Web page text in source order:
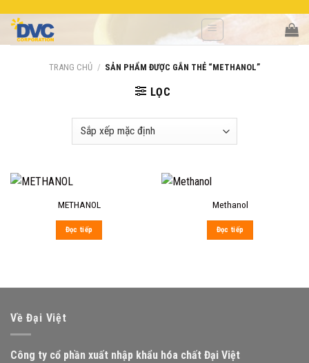
content
TRANG CHỦ / SẢN PHẨM ĐƯỢC GẮN THẺ “METHANOL”
LỌC
METHANOL
Đọc tiếp
Methanol
Đọc tiếp
Về Đại Việt
Công ty cổ phần xuất nhập khẩu hóa chất Đại Việt